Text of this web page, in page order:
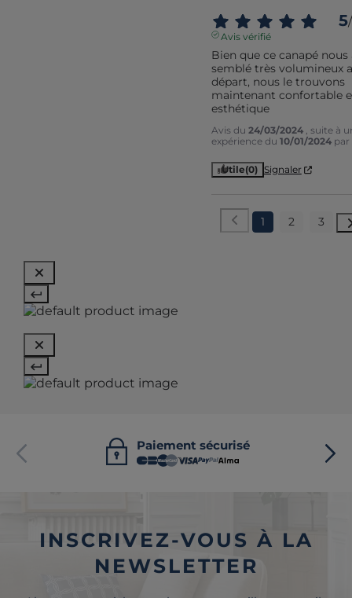
5/
Avis vérifié
Bien que ce canapé nous
semblé très volumineux
départ, nous le trouvons
maintenant confortable
esthétique
Avis du 24/03/2024 , suite à
expérience du 10/01/2024 par
Utile(0) Signaler
1 2 3
Paiement sécurisé
INSCRIVEZ-VOUS À LA
NEWSLETTER